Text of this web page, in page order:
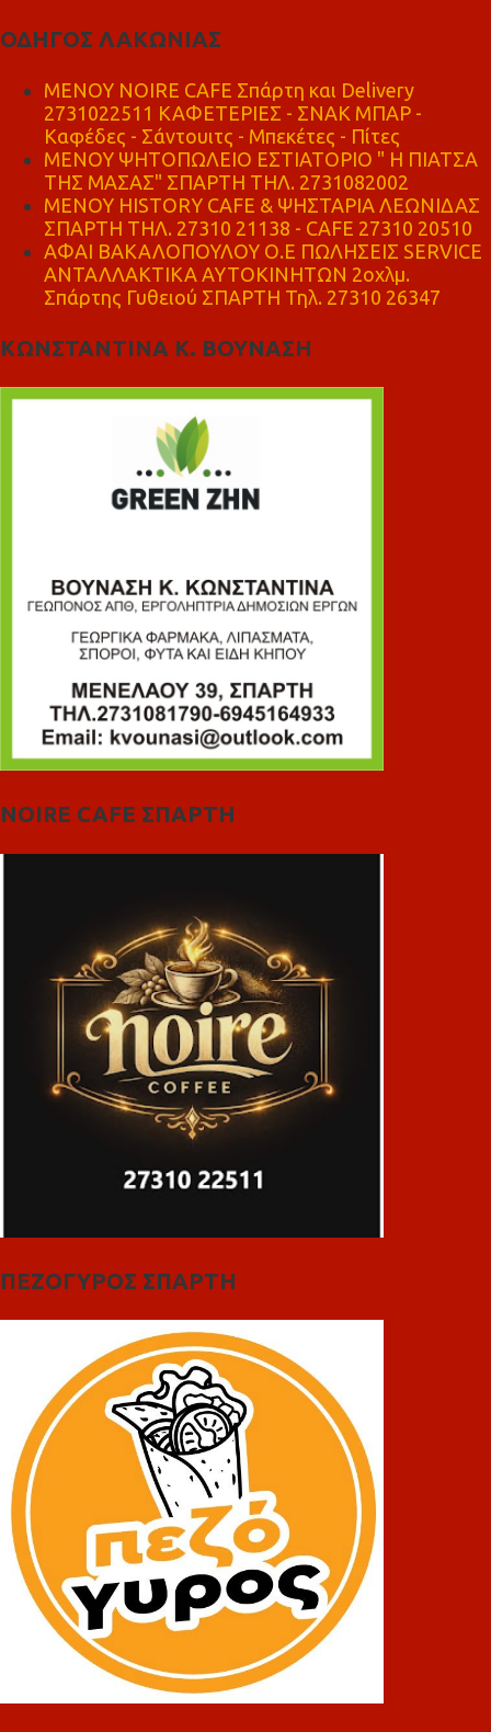
ΟΔΗΓΟΣ ΛΑΚΩΝΙΑΣ
MENOY NOIRE CAFE Σπάρτη και Delivery
2731022511 ΚΑΦΕΤΕΡΙΕΣ - ΣΝΑΚ ΜΠΑΡ -
Καφέδες - Σάντουιτς - Μπεκέτες - Πίτες
ΜΕΝΟΥ ΨΗΤΟΠΩΛΕΙΟ ΕΣΤΙΑΤΟΡΙΟ " Η ΠΙΑΤΣΑ
ΤΗΣ ΜΑΣΑΣ" ΣΠΑΡΤΗ ΤΗΛ. 2731082002
ΜΕΝΟΥ HISTORY CAFE & ΨΗΣΤΑΡΙΑ ΛΕΩΝΙΔΑΣ
ΣΠΑΡΤΗ ΤΗΛ. 27310 21138 - CAFE 27310 20510
ΑΦΑΙ ΒΑΚΑΛΟΠΟΥΛΟΥ Ο.Ε ΠΩΛΗΣΕΙΣ SERVICE
ΑΝΤΑΛΛΑΚΤΙΚΑ ΑΥΤΟΚΙΝΗΤΩΝ 2οχλμ.
Σπάρτης Γυθειού ΣΠΑΡΤΗ Τηλ. 27310 26347
ΚΩΝΣΤΑΝΤΙΝΑ Κ. ΒΟΥΝΑΣΗ
NOIRE CAFE ΣΠΑΡΤΗ
ΠΕΖΟΓΥΡΟΣ ΣΠΑΡΤΗ